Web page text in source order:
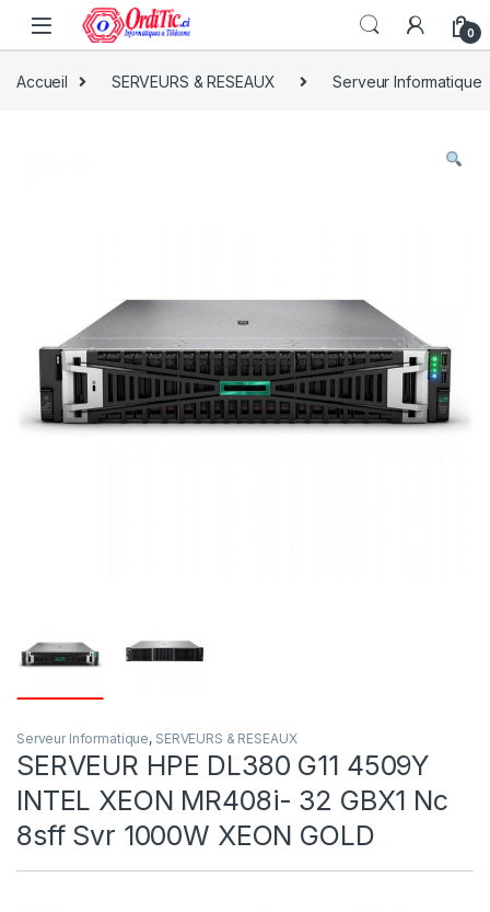
0
Accueil SERVEURS & RESEAUX Serveur Informatique
Serveur Informatique, SERVEURS & RESEAUX
SERVEUR HPE DL380 G11 4509Y
INTEL XEON MR408i- 32 GBX1 Nc
8sff Svr 1000W XEON GOLD